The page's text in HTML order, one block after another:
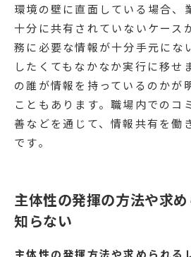
環境の壁に直面している場合、
十分に共有されていないケース
務に必要な情報が十分手元にな
したくてもなかなか実行に移せ
の誰が情報を持っているのかが
こともあります。職場内でのコ
善などを通じて、情報共有を働
です。
主体性の発揮の方法や求
知らない
主体性の発揮方法や求められる